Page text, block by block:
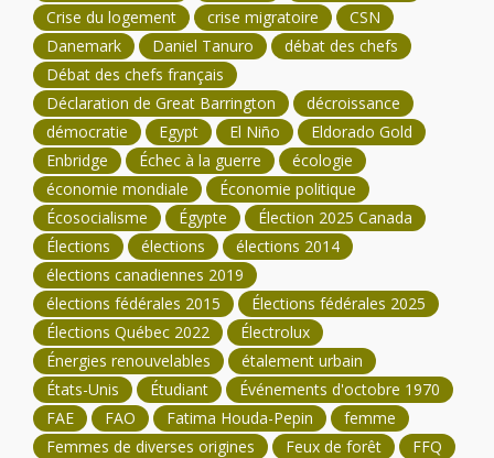
Crise du logement
crise migratoire
CSN
Danemark
Daniel Tanuro
débat des chefs
Débat des chefs français
Déclaration de Great Barrington
décroissance
démocratie
Egypt El Niño
Eldorado Gold
Enbridge
Échec à la guerre
écologie
économie mondiale
Économie politique
Écosocialisme
Égypte
Élection 2025 Canada
Élections
élections
élections 2014
élections canadiennes 2019
élections fédérales 2015
Élections fédérales 2025
Élections Québec 2022
Électrolux
Énergies renouvelables
étalement urbain
États-Unis
Étudiant
Événements d'octobre 1970
FAE
FAO Fatima Houda-Pepin
femme
Femmes de diverses origines
Feux de forêt
FFQ